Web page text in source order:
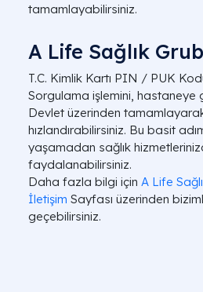
tamamlayabilirsiniz.
A Life Sağlık
T.C. Kimlik Kartı PIN / PUK
Sorgulama işlemini, hastaneye
Devlet üzerinden
hızlandırabilirsiniz. Bu basit
yaşamadan sağlık
faydalanabilirsiniz.
Daha fazla bilgi için A Life
İletişim Sayfası üzerinden
geçebilirsiniz.